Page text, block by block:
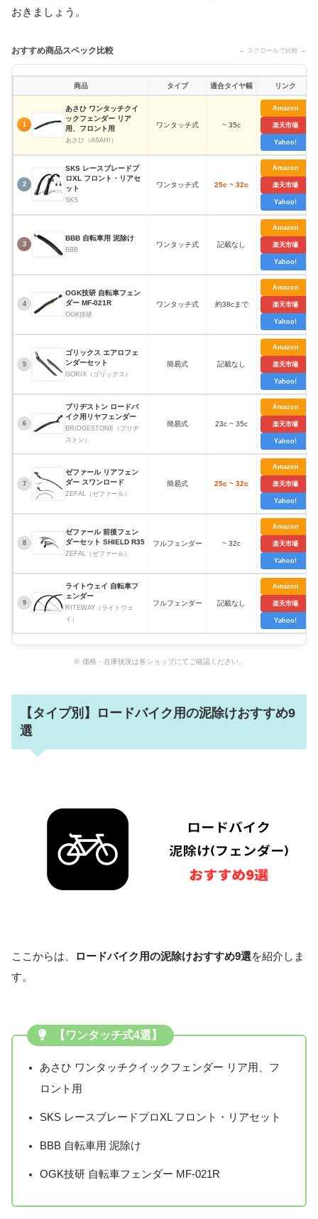
おきましょう。
おすすめ商品スペック比較 ← スクロールで比較 →
商品 タイプ 適合タイヤ幅 リンク
1
あさひ ワンタッチクイ
ックフェンダー リア
用、フロント用
あさひ（ASAHI）
ワンタッチ式 ~ 35c
Amazon
楽天市場
Yahoo!
2
SKS レースブレードプ
ロXL フロント・リアセ
ット
SKS
ワンタッチ式 25c ~ 32c
Amazon
楽天市場
Yahoo!
3
BBB 自転車用 泥除け
BBB
ワンタッチ式 記載なし
Amazon
楽天市場
Yahoo!
4
OGK技研 自転車フェン
ダー MF-021R
OGK技研
ワンタッチ式 約38cまで
Amazon
楽天市場
Yahoo!
5
ゴリックス エアロフェ
ンダーセット
GORIX（ゴリックス）
簡易式 記載なし
Amazon
楽天市場
Yahoo!
6
ブリヂストン ロードバ
イク用リヤフェンダー
BRIDGESTONE（ブリヂ
ストン）
簡易式 23c ~ 35c
Amazon
楽天市場
Yahoo!
7
ゼファール リアフェン
ダー スワンロード
ZEFAL（ゼファール）
簡易式 25c ~ 32c
Amazon
楽天市場
Yahoo!
8
ゼファール 前後フェン
ダーセット SHIELD R35
ZEFAL（ゼファール）
フルフェンダー ~ 32c
Amazon
楽天市場
Yahoo!
9
ライトウェイ 自転車フ
ェンダー
RITEWAY（ライトウェ
イ）
フルフェンダー 記載なし
Amazon
楽天市場
Yahoo!
※ 価格・在庫状況は各ショップにてご確認ください。
【タイプ別】ロードバイク用の泥除けおすすめ9
選
ここからは、 ロードバイク用の泥除けおすすめ9選を紹介しま
す。
【ワンタッチ式4選】
あさひ ワンタッチクイックフェンダー リア用、フ
ロント用
SKS レースブレードプロXL フロント・リアセット
BBB 自転車用 泥除け
OGK技研 自転車フェンダー MF-021R